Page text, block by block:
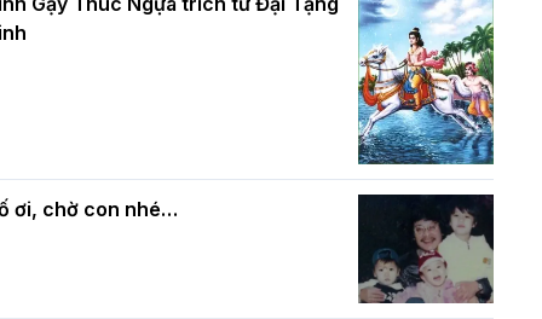
mừng Đại lễ Phật đản PL.2570 –
mùa Phật đản PL.2570
Phật giáo chính tín Phần 7: Luật nhân
quả
ơi, chờ con nhé…